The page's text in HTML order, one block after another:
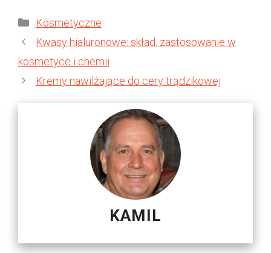
Kategorie
Kosmetyczne
Kwasy hialuronowe: skład, zastosowanie w
kosmetyce i chemii
Kremy nawilżające do cery trądzikowej
KAMIL